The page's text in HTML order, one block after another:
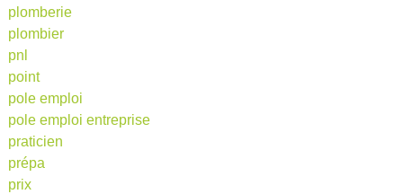
plomberie
plombier
pnl
point
pole emploi
pole emploi entreprise
praticien
prépa
prix